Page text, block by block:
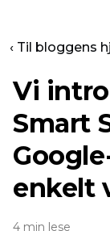
‹ Til bloggens
Vi
Smart
enkelt
4 min lese